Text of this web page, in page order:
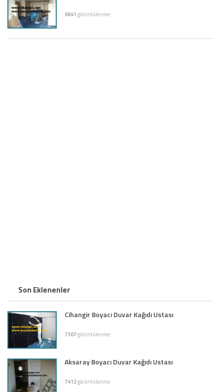
6641görüntülenme
Son Eklenenler
Cihangir Boyacı Duvar Kağıdı Ustası
7307görüntülenme
Aksaray Boyacı Duvar Kağıdı Ustası
7412görüntülenme